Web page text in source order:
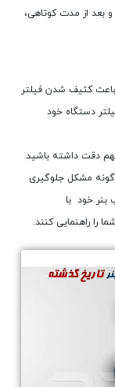
بعد از مدت کوتاهی،
کثیف شدن فیلتر
دستگاه خود
دقت داشته باشید
گونه مشکل جلوگیری
خود با
راهنمایی کنند.